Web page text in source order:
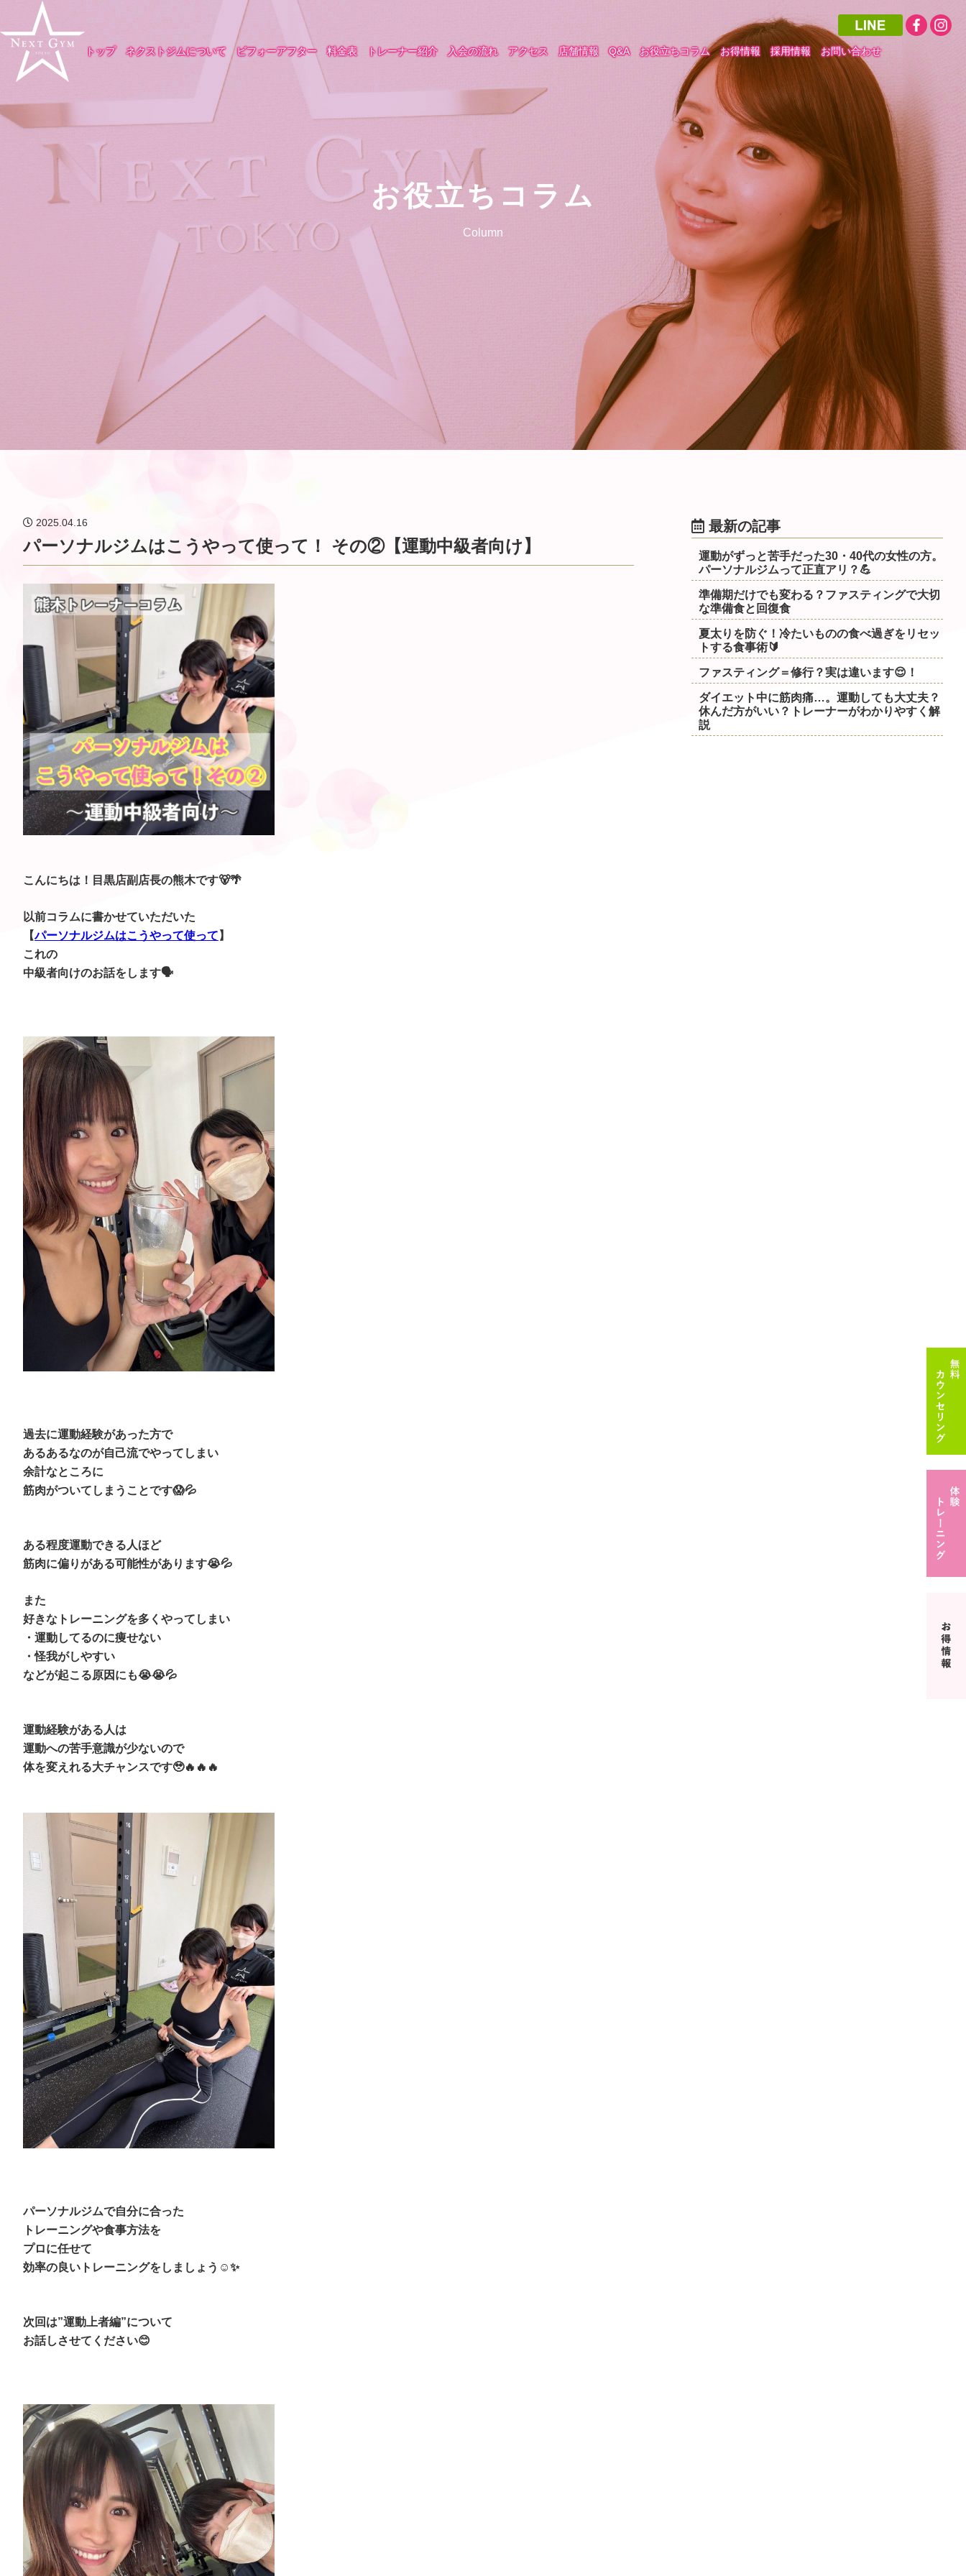
トップ ネクストジムについて ビフォーアフター 料金表 トレーナー紹介 入会の流れ アクセス 店舗情報 Q&A お役立ちコラム お得情報 採用情報 お問い合わせ
お役立ちコラム
Column
2025.04.16
パーソナルジムはこうやって使って！ その②【運動中級者向け】
こんにちは！目黒店副店長の熊木です🐻🌴
以前コラムに書かせていただいた
【パーソナルジムはこうやって使って 】
これの
中級者向けのお話をします🗣️
過去に運動経験があった方で
あるあるなのが自己流でやってしまい
余計なところに
筋肉がついてしまうことです😱💦
ある程度運動できる人ほど
筋肉に偏りがある可能性があります😭💦
また
好きなトレーニングを多くやってしまい
・運動してるのに痩せない
・怪我がしやすい
などが起こる原因にも😭😭💦
運動経験がある人は
運動への苦手意識が少ないので
体を変えれる大チャンスです🥹🔥🔥🔥
パーソナルジムで自分に合った
トレーニングや食事方法を
プロに任せて
効率の良いトレーニングをしましょう☺️✨
次回は”運動上者編”について
お話しさせてください😊
最新の記事
運動がずっと苦手だった30・40代の女性の方。
パーソナルジムって正直アリ？💪
準備期だけでも変わる？ファスティングで大切
な準備食と回復食
夏太りを防ぐ！冷たいものの食べ過ぎをリセッ
トする食事術🔰
ファスティング＝修行？実は違います😌！
ダイエット中に筋肉痛…。運動しても大丈夫？
休んだ方がいい？トレーナーがわかりやすく解
説